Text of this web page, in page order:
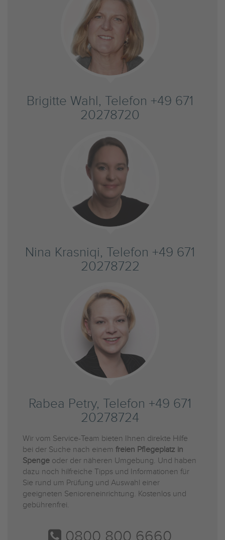
Brigitte Wahl, Telefon +49 671
20278720
Nina Krasniqi, Telefon +49 671
20278722
Rabea Petry, Telefon +49 671
20278724
Wir vom Service-Team bieten Ihnen direkte Hilfe
bei der Suche nach einem freien Pflegeplatz in
Spenge oder der näheren Umgebung. Und haben
dazu noch hilfreiche Tipps und Informationen für
Sie rund um Prüfung und Auswahl einer
geeigneten Senioreneinrichtung. Kostenlos und
gebührenfrei.